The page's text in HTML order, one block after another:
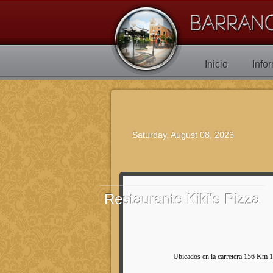
Inicio
Saturday, August 08, 2026
Restaurante Kiki's Pizza
Ubicados en la carretera 156 Km